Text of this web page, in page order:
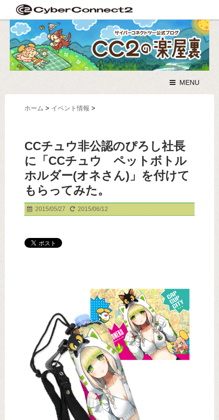
MENU
ホーム > イベント情報 >
CCチュウ非公認のぴろし社長
に「CCチュウ ペットボトル
ホルダー(オネさん)」を付けて
もらってみた。
2015/05/27 2015/06/12